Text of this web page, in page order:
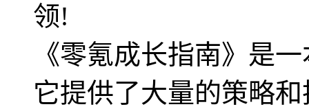
领!
《零氪成长指南》是
它提供了大量的策略